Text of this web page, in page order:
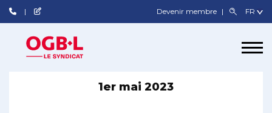
Devenir membre
1er mai 2023